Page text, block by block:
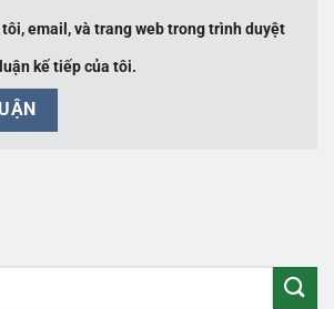
email, và trang web trong trình duyệt
kế tiếp của tôi.